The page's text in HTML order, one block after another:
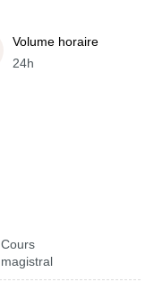
Volume horaire
24h
Cours
magistral